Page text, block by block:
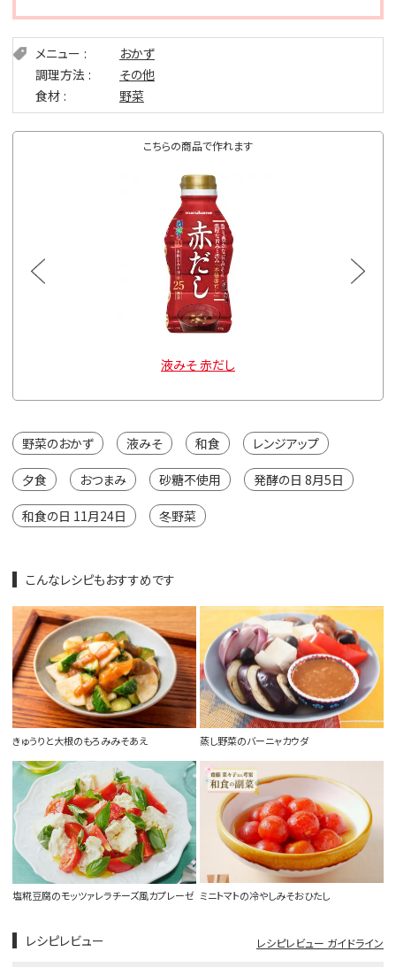
メニュー
おかず
調理方法
その他
食材
野菜
こちらの商品で作れます
液みそ 赤だし
野菜のおかず 液みそ 和食 レンジアップ
夕食 おつまみ 砂糖不使用 発酵の日 8月5日
和食の日 11月24日 冬野菜
こんなレシピもおすすめです
きゅうりと大根のもろみみそあえ 蒸し野菜のバーニャカウダ
塩糀豆腐のモッツァレラチーズ風カプレーゼ ミニトマトの冷やしみそおひたし
レシピレビュー レシピレビュー ガイドライン